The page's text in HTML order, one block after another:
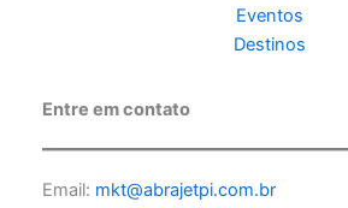
Eventos
Destinos
Entre em contato
Email: mkt@abrajetpi.com.br